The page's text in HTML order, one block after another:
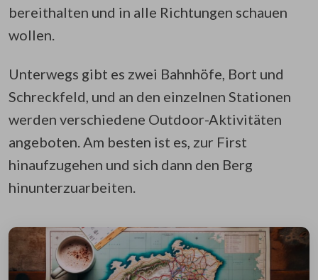
bereithalten und in alle Richtungen schauen
wollen.
Unterwegs gibt es zwei Bahnhöfe, Bort und
Schreckfeld, und an den einzelnen Stationen
werden verschiedene Outdoor-Aktivitäten
angeboten. Am besten ist es, zur First
hinaufzugehen und sich dann den Berg
hinunterzuarbeiten.